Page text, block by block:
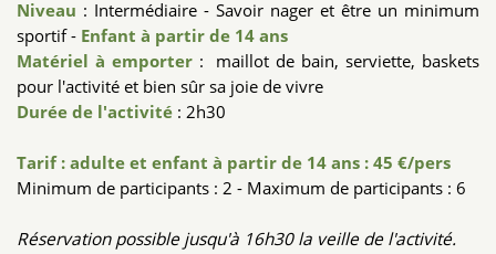
Niveau : Intermédiaire - Savoir nager et être un minimum
sportif - Enfant à partir de 14 ans
Matériel à emporter : maillot de bain, serviette, baskets
pour l'activité et bien sûr sa joie de vivre
Durée de l'activité : 2h30
Tarif : adulte et enfant à partir de 14 ans : 45 €/pers
Minimum de participants : 2 - Maximum de participants : 6
Réservation possible jusqu'à 16h30 la veille de l'activité.